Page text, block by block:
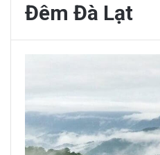
Đêm Đà Lạt